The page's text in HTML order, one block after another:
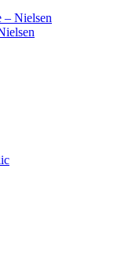
– Nielsen